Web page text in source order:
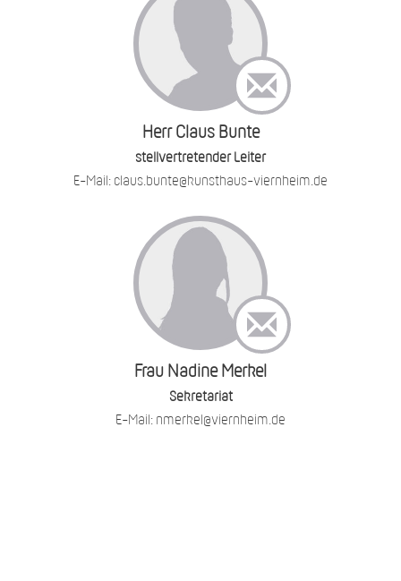
Herr Claus Bunte
stellvertretender Leiter
E-Mail: claus.bunte@kunsthaus-viernheim.de
Frau Nadine Merkel
Sekretariat
E-Mail: nmerkel@viernheim.de